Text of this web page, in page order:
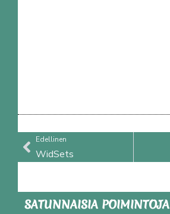
Prev
Edellinen
WidSets
SATUNNAISIA POIMINTOJA